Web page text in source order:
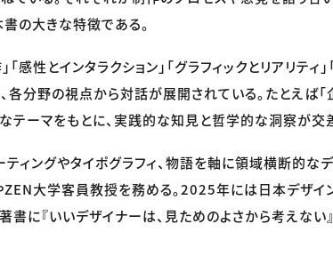
の大きな特徴である。
感性とインタラクション」「グラフィックとリアリティ
各分野の視点から対話が展開されている。たとえば
テーマをもとに、実践的な知見と哲学的な洞察が交
ィングやタイポグラフィ、物語を軸に領域横断的な
大学客員教授を務める。2025年には日本デザイ
書に『いいデザイナーは、見ためのよさから考えない